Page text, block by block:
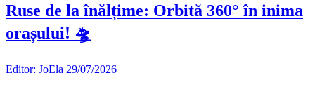
Ruse de la înălțime: Orbită 360° în inima
orașului! 🛸
Editor: JoEla 29/07/2026